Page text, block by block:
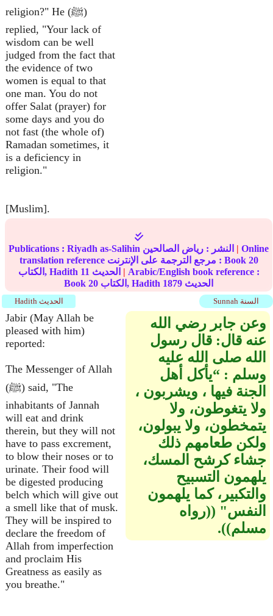
religion?" He (ﷺ)
replied, "Your lack of
wisdom can be well
judged from the fact that
the evidence of two
women is equal to that
one man. You do not
offer Salat (prayer) for
some days and you do
not fast (the whole of)
Ramadan sometimes, it
is a deficiency in
religion."
[Muslim].
Publications : Riyadh as-Salihin النشر : رياض الصالحين | Online
translation reference مرجع الترجمة على الإنترنت : Book 20
الكتاب, Hadith 11 | Arabic/English book reference :
Book 20 الكتاب, Hadith 1879 الحديث
Sunnah السنة Hadith الحديث
Jabir (May Allah be
pleased with him)
reported:
The Messenger of Allah
(ﷺ) said, "The
inhabitants of Jannah
will eat and drink
therein, but they will not
have to pass excrement,
to blow their noses or to
urinate. Their food will
be digested producing
belch which will give out
a smell like that of musk.
They will be inspired to
declare the freedom of
Allah from imperfection
and proclaim His
Greatness as easily as
you breathe."
وعن جابر رضي الله
عنه قال‏:‏ قال رسول
الله صلى الله عليه
وسلم ‏:‏ “يأكل أهل
الجنة فيها ، ويشربون ،
ولا يتغوطون، ولا
يتمخطون، ولا يبولون،
ولكن طعامهم ذلك
جشاء كرشح المسك،
يلهمون التسبيح
والتكبير، كما يلهمون
النفس‏"‏ ‏(‏‏(‏رواه
مسلم‏)‏‏)‏‏.‏